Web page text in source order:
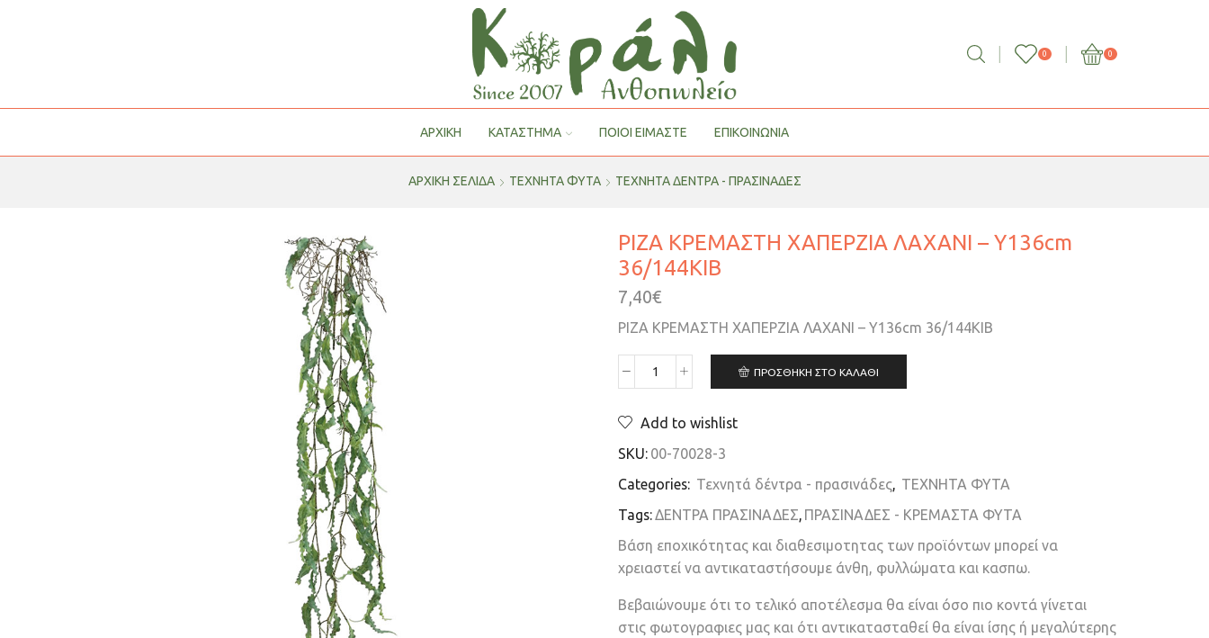
0 0
ΑΡΧΙΚΗ ΚΑΤΑΣΤΗΜΑ ΠΟΙΟΙ ΕΊΜΑΣΤΕ ΕΠΙΚΟΙΝΩΝΙΑ
ΑΡΧΙΚΉ ΣΕΛΊΔΑ ΤΕΧΝΗΤΑ ΦΥΤΑ ΤΕΧΝΗΤΆ ΔΈΝΤΡΑ - ΠΡΑΣΙΝΆΔΕΣ
ΡΙΖΑ ΚΡΕΜΑΣΤΗ ΧΑΠΕΡΖΙΑ ΛΑΧΑΝΙ – Υ136cm
36/144ΚΙΒ
7,40€
ΡΙΖΑ ΚΡΕΜΑΣΤΗ ΧΑΠΕΡΖΙΑ ΛΑΧΑΝΙ – Υ136cm 36/144ΚΙΒ
ΠΡΟΣΘΉΚΗ ΣΤΟ ΚΑΛΆΘΙ
Add to wishlist
SKU: 00-70028-3
Categories: Τεχνητά δέντρα - πρασινάδες, ΤΕΧΝΗΤΑ ΦΥΤΑ
Tags:ΔΕΝΤΡΑ ΠΡΑΣΙΝΑΔΕΣ, ΠΡΑΣΙΝΑΔΕΣ - ΚΡΕΜΑΣΤΑ ΦΥΤΑ
Βάση εποχικότητας και διαθεσιμοτητας των προϊόντων μπορεί να
χρειαστεί να αντικαταστήσουμε άνθη, φυλλώματα και κασπω.
Βεβαιώνουμε ότι το τελικό αποτέλεσμα θα είναι όσο πιο κοντά γίνεται
στις φωτογραφιες μας και ότι αντικατασταθεί θα είναι ίσης ή μεγαλύτερης